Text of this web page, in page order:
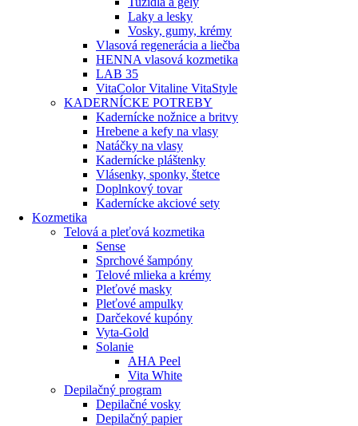
Laky a lesky
Vosky, gumy, krémy
Vlasová regenerácia a liečba
HENNA vlasová kozmetika
LAB 35
VitaColor Vitaline VitaStyle
KADERNÍCKE POTREBY
Kadernícke nožnice a britvy
Hrebene a kefy na vlasy
Natáčky na vlasy
Kadernícke pláštenky
Vlásenky, sponky, štetce
Doplnkový tovar
Kadernícke akciové sety
Kozmetika
Telová a pleťová kozmetika
Sense
Sprchové šampóny
Telové mlieka a krémy
Pleťové masky
Pleťové ampulky
Darčekové kupóny
Vyta-Gold
Solanie
AHA Peel
Vita White
Depilačný program
Depilačné vosky
Depilačný papier